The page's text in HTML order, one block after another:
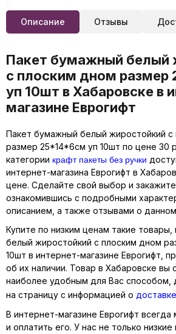
Описание Отзывы
Пакет бумажный белый
с плоским дном
уп 10шт в Хабаровске в
магазине Еврогифт
Пакет бумажный белый жиростойкий с
размер 25*14*6см уп 10шт по цене 30
категории крафт пакеты без ручки
интернет-магазина Еврогифт в
цене. Сделайте свой выбор и закажите
ознакомившись с подробными
описанием, а также отзывами о
Купите по низким ценам такие
белый жиростойкий с плоским дном
10шт в интернет-магазине Еврогифт,
об их наличии. Товар в Хабаровске вы
наиболее удобным для Вас способом,
на страницу с информацией о
В интернет-магазине Еврогифт всегда
и оплатить его. У нас не только